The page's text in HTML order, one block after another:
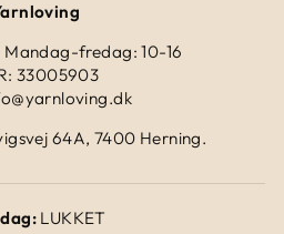
Mandag-fredag: 10-16
33005903
64A, 7400 Herning.
LUKKET